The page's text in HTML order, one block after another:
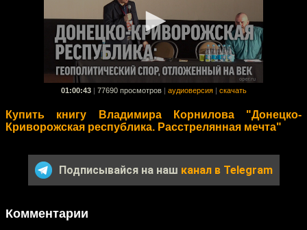
01:00:43 77690 просмотров аудиоверсия скачать
Купить книгу Владимира Корнилова "Донецко-
Криворожская республика. Расстрелянная мечта"
Подписывайся на наш канал в Telegram
Комментарии